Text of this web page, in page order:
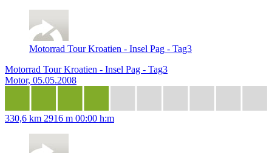
Motorrad Tour Kroatien - Insel Pag - Tag3
Motorrad Tour Kroatien - Insel Pag - Tag3
Motor, 05.05.2008
330,6 km 2916 m 00:00 h:m